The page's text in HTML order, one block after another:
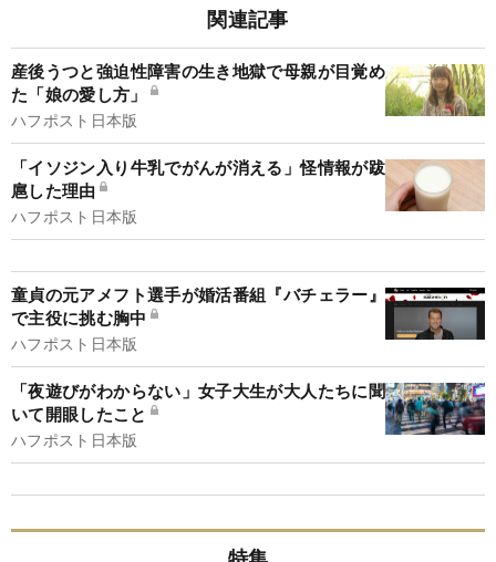
関連記事
産後うつと強迫性障害の生き地獄で母親が目覚め
た「娘の愛し方」
ハフポスト日本版
「イソジン入り牛乳でがんが消える」怪情報が跋
扈した理由
ハフポスト日本版
童貞の元アメフト選手が婚活番組『バチェラー』
で主役に挑む胸中
ハフポスト日本版
「夜遊びがわからない」女子大生が大人たちに聞
いて開眼したこと
ハフポスト日本版